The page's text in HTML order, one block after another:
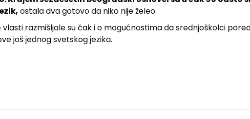
ostala dva gotovo da niko nije želeo.
razmišljale su čak i o mogućnostima da srednjoškolci
još jednog svetskog jezika.